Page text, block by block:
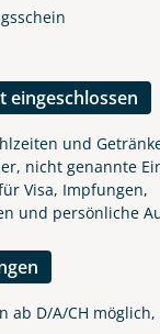
eingeschlossen
und
nicht genannte
Visa, Impfungen,
und persönliche
ab D/A/CH